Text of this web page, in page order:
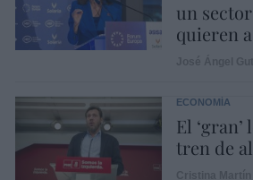
un
quieren
ECONOMÍA
El
tren de